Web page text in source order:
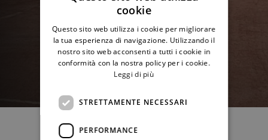
cookie
Questo sito web utilizza i cookie per migliorare
la tua esperienza di navigazione. Utilizzando il
nostro sito web acconsenti a tutti i cookie in
conformità con la nostra policy per i cookie.
Leggi di più
STRETTAMENTE NECESSARI
PERFORMANCE